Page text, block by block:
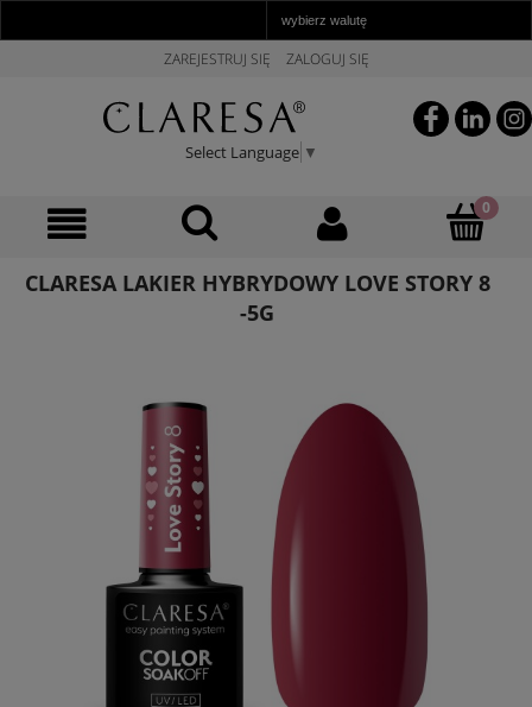
ZAREJESTRUJ SIĘ ZALOGUJ SIĘ
Select Language ▼
CLARESA LAKIER HYBRYDOWY LOVE STORY 8
-5G